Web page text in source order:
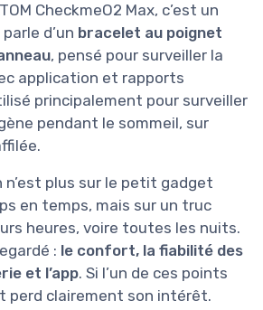
CheckmeO2 Max, c’est un
d’un bracelet au poignet
, pensé pour surveiller la
application et rapports
principalement pour surveiller
pendant le sommeil, sur
plus sur le petit gadget
en temps, mais sur un truc
heures, voire toutes les nuits.
: le confort, la fiabilité des
et l’app. Si l’un de ces points
perd clairement son intérêt.